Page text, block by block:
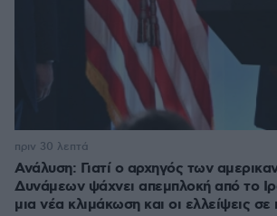
Ανάλυση: Γιατί ο αρχηγός των
Δυνάμεων ψάχνει απεμπλοκή από το
μια νέα κλιμάκωση και οι ελλείψεις
πριν 30 λεπτά